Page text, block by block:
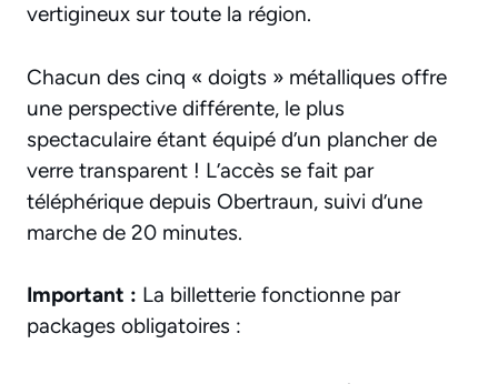
vertigineux sur toute la région.
Chacun des cinq « doigts » métalliques offre
une perspective différente, le plus
spectaculaire étant équipé d’un plancher de
verre transparent ! L’accès se fait par
téléphérique depuis Obertraun, suivi d’une
marche de 20 minutes.
Important : La billetterie fonctionne par
packages obligatoires :